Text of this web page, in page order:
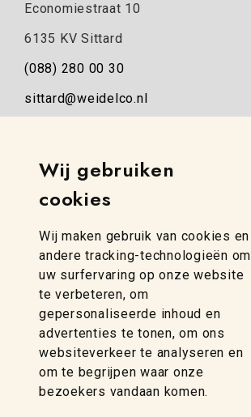
Wij gebruiken
cookies
Wij maken gebruik van cookies en
andere tracking-technologieën om
uw surfervaring op onze website
te verbeteren, om
gepersonaliseerde inhoud en
advertenties te tonen, om ons
websiteverkeer te analyseren en
om te begrijpen waar onze
bezoekers vandaan komen.
Economiestraat 10
6135 KV Sittard
(088) 280 00 30
sittard@weidelco.nl
Simon Stevinweg 8
8013 NB Zwolle
zwolle@weidelco.nl